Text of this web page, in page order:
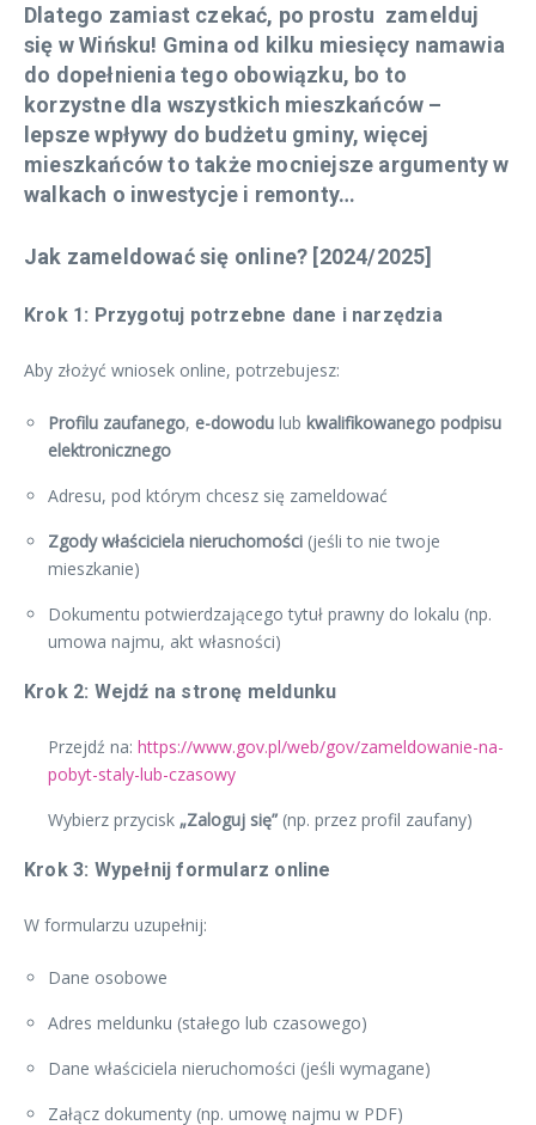
Dlatego zamiast czekać, po prostu zamelduj
się w Wińsku! Gmina od kilku miesięcy namawia
do dopełnienia tego obowiązku, bo to
korzystne dla wszystkich mieszkańców –
lepsze wpływy do budżetu gminy, więcej
mieszkańców to także mocniejsze argumenty w
walkach o inwestycje i remonty…
Jak zameldować się online? [2024/2025]
Krok 1: Przygotuj potrzebne dane i narzędzia
Aby złożyć wniosek online, potrzebujesz:
Profilu zaufanego, e-dowodu lub kwalifikowanego podpisu
elektronicznego
Adresu, pod którym chcesz się zameldować
Zgody właściciela nieruchomości (jeśli to nie twoje
mieszkanie)
Dokumentu potwierdzającego tytuł prawny do lokalu (np.
umowa najmu, akt własności)
Krok 2: Wejdź na stronę meldunku
Przejdź na: https://www.gov.pl/web/gov/zameldowanie-na-
pobyt-staly-lub-czasowy
Wybierz przycisk „Zaloguj się” (np. przez profil zaufany)
Krok 3: Wypełnij formularz online
W formularzu uzupełnij:
Dane osobowe
Adres meldunku (stałego lub czasowego)
Dane właściciela nieruchomości (jeśli wymagane)
Załącz dokumenty (np. umowę najmu w PDF)